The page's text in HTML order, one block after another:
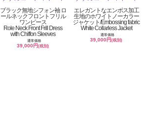
ブラック無地シフォン袖 ロ
ールネックフロントフリル
ワンピース
Role Neck Front Frill Dress
with Chiffon Sleeves
通常価格
39,000円(税別)
エレガントなエンボス加工
生地のホワイトノーカラー
ジャケット/Embossing fabric
White Collarless Jacket
通常価格
39,000円(税別)